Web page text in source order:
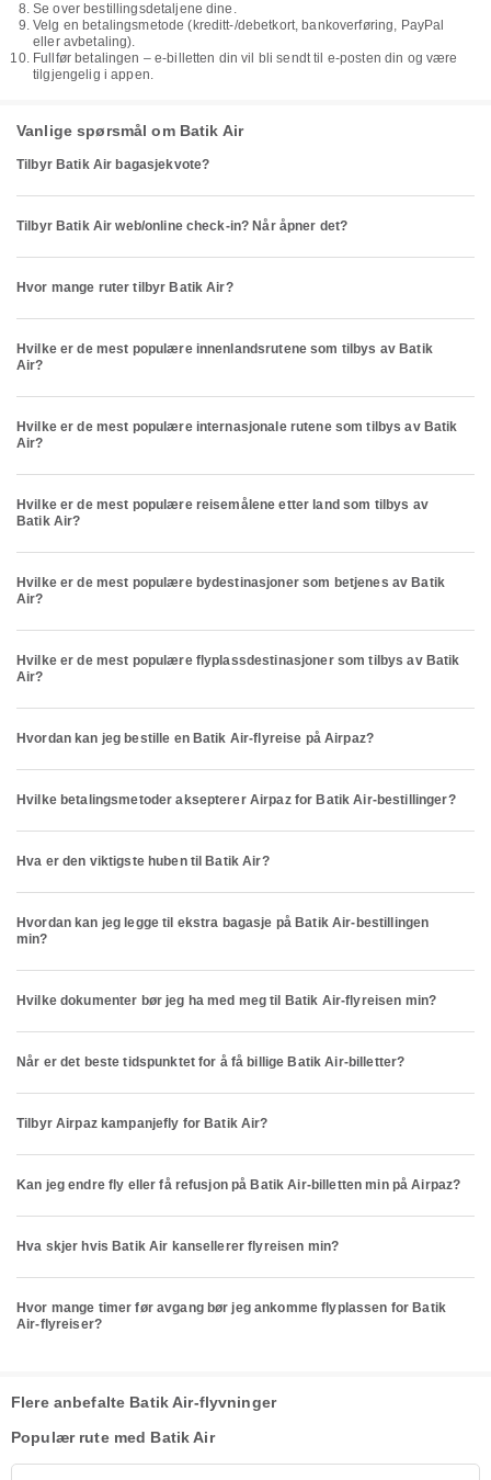
Se over bestillingsdetaljene dine.
Velg en betalingsmetode (kreditt-/debetkort, bankoverføring, PayPal
eller avbetaling).
Fullfør betalingen – e-billetten din vil bli sendt til e-posten din og være
tilgjengelig i appen.
Vanlige spørsmål om Batik Air
Tilbyr Batik Air bagasjekvote?
Tilbyr Batik Air web/online check-in? Når åpner det?
Hvor mange ruter tilbyr Batik Air?
Hvilke er de mest populære innenlandsrutene som tilbys av Batik
Air?
Hvilke er de mest populære internasjonale rutene som tilbys av Batik
Air?
Hvilke er de mest populære reisemålene etter land som tilbys av
Batik Air?
Hvilke er de mest populære bydestinasjoner som betjenes av Batik
Air?
Hvilke er de mest populære flyplassdestinasjoner som tilbys av Batik
Air?
Hvordan kan jeg bestille en Batik Air-flyreise på Airpaz?
Hvilke betalingsmetoder aksepterer Airpaz for Batik Air-bestillinger?
Hva er den viktigste huben til Batik Air?
Hvordan kan jeg legge til ekstra bagasje på Batik Air-bestillingen
min?
Hvilke dokumenter bør jeg ha med meg til Batik Air-flyreisen min?
Når er det beste tidspunktet for å få billige Batik Air-billetter?
Tilbyr Airpaz kampanjefly for Batik Air?
Kan jeg endre fly eller få refusjon på Batik Air-billetten min på Airpaz?
Hva skjer hvis Batik Air kansellerer flyreisen min?
Hvor mange timer før avgang bør jeg ankomme flyplassen for Batik
Air-flyreiser?
Flere anbefalte Batik Air-flyvninger
Populær rute med Batik Air